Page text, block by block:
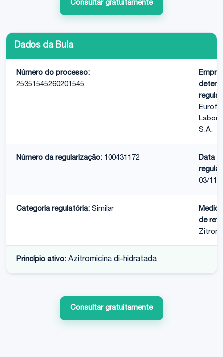
Consultar gratuitamente
Dados da Bula
Número do processo:
25351545260201545
S.A.
Número da regularização: 100431172
Data
03/11/
Categoria regulatória: Similar
de
Princípio ativo: Azitromicina di-hidratada
Consultar gratuitamente